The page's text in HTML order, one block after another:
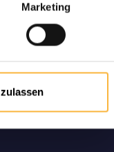
Marketing